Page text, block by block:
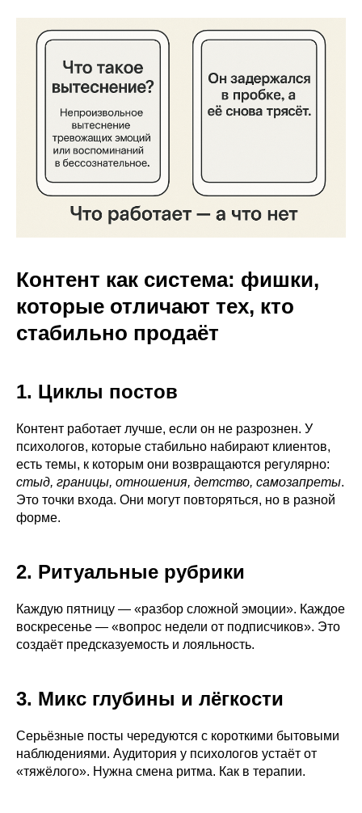
Контент как система: фишки,
которые отличают тех, кто
стабильно продаёт
1. Циклы постов
Контент работает лучше, если он не разрознен. У
психологов, которые стабильно набирают клиентов,
есть темы, к которым они возвращаются регулярно:
стыд, границы, отношения, детство, самозапреты.
Это точки входа. Они могут повторяться, но в разной
форме.
2. Ритуальные рубрики
Каждую пятницу — «разбор сложной эмоции». Каждое
воскресенье — «вопрос недели от подписчиков». Это
создаёт предсказуемость и лояльность.
3. Микс глубины и лёгкости
Серьёзные посты чередуются с короткими бытовыми
наблюдениями. Аудитория у психологов устаёт от
«тяжёлого». Нужна смена ритма. Как в терапии.